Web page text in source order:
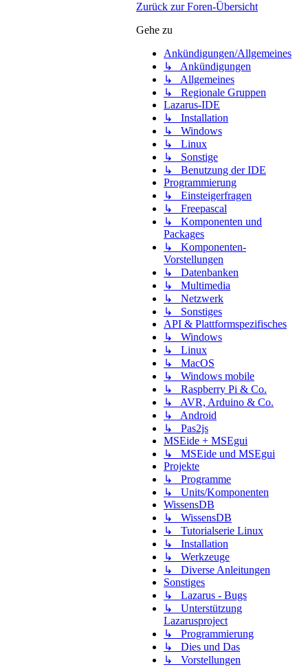
Zurück zur Foren-Übersicht
Gehe zu
Ankündigungen/Allgemeines
↳ Ankündigungen
↳ Allgemeines
↳ Regionale Gruppen
Lazarus-IDE
↳ Installation
↳ Windows
↳ Linux
↳ Sonstige
↳ Benutzung der IDE
Programmierung
↳ Einsteigerfragen
↳ Freepascal
↳ Komponenten und
Packages
↳ Komponenten-
Vorstellungen
↳ Datenbanken
↳ Multimedia
↳ Netzwerk
↳ Sonstiges
API & Plattformspezifisches
↳ Windows
↳ Linux
↳ MacOS
↳ Windows mobile
↳ Raspberry Pi & Co.
↳ AVR, Arduino & Co.
↳ Android
↳ Pas2js
MSEide + MSEgui
↳ MSEide und MSEgui
Projekte
↳ Programme
↳ Units/Komponenten
WissensDB
↳ WissensDB
↳ Tutorialserie Linux
↳ Installation
↳ Werkzeuge
↳ Diverse Anleitungen
Sonstiges
↳ Lazarus - Bugs
↳ Unterstützung
Lazarusproject
↳ Programmierung
↳ Dies und Das
↳ Vorstellungen